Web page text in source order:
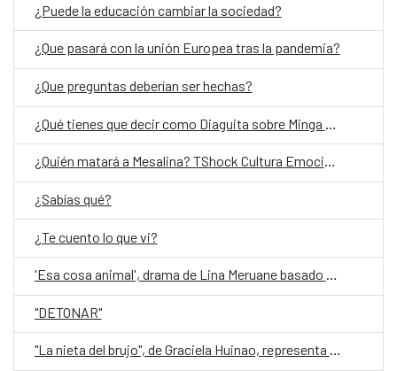
¿Puede la educación cambiar la sociedad?
¿Que pasará con la unión Europea tras la pandemia?
¿Que preguntas deberían ser hechas?
¿Quién matará a Mesalina? TShock Cultura Emocional- ESP (Entrada liberada)
¿Sabías qué?
¿Te cuento lo que vi?
'Esa cosa animal', drama de Lina Meruane basado en su ensayo 'Contra los hijos'
"DETONAR"
"La nieta del brujo", de Graciela Huinao, representa a Chile en la quinta edición de Cuentos en Red